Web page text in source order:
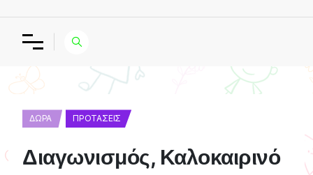
ΔΏΡΑ ΠΡΟΤΆΣΕΙΣ
Διαγωνισμός, Καλοκαιρινό